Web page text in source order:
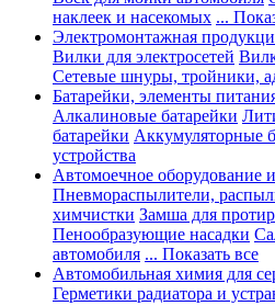
наклеек и насекомых ...
Электромонтажная
Вилки для электросетей
Сетевые шнуры, тройники,
Батарейки, элементы
Алкалиновые батарейки
батарейки Аккумуляторные
устройства
Автомоечное оборудование
Пневмораспылители,
химчистки Замша для
Пенообразующие насадки
автомобиля ... Показать все
Автомобильная химия для
Герметики радиатора и